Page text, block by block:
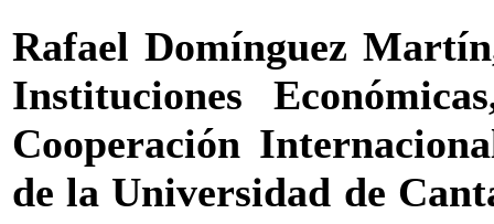
Rafael Domínguez
Instituciones
Cooperación
de la Universidad de